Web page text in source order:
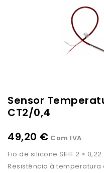
Sensor
CT2/0,4
49,20 € Com IVA
Fio de silicone SIHF 2 × 0,22.
Resistência à temperatura